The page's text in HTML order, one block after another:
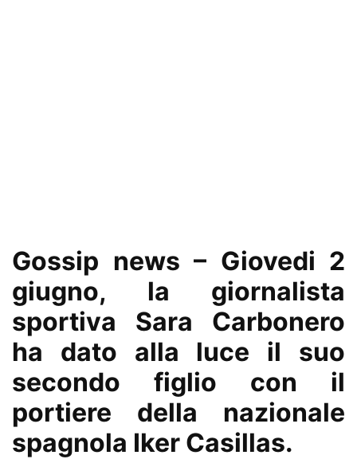
Gossip news – Giovedi 2
giugno, la giornalista
sportiva Sara Carbonero
ha dato alla luce il suo
secondo figlio con il
portiere della nazionale
spagnola Iker Casillas.